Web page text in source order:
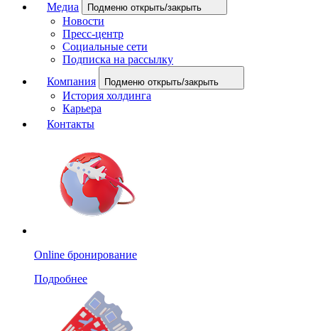
Медиа
Подменю открыть/закрыть
Новости
Пресс-центр
Социальные сети
Подписка на рассылку
Компания
Подменю открыть/закрыть
История холдинга
Карьера
Контакты
Online бронирование
Подробнее